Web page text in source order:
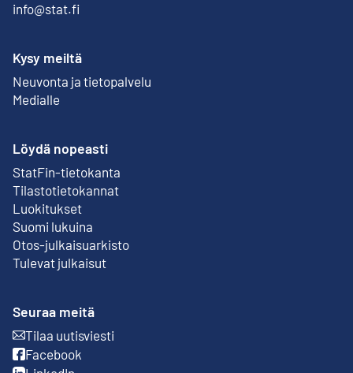
info@stat.fi
Kysy meiltä
Neuvonta ja tietopalvelu
Medialle
Löydä nopeasti
StatFin-tietokanta
Ulkoinen linkki
Tilastotietokannat
Luokitukset
Suomi lukuina
Otos-julkaisuarkisto
Ulkoinen linkki
Tulevat julkaisut
Seuraa meitä
Tilaa uutisviesti
Ulkoinen linkki
Facebook
Ulkoinen linkki